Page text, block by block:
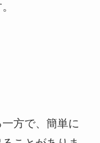
方で、簡単に